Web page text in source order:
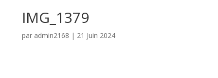
IMG_1379
par admin2168 | 21 Juin 2024